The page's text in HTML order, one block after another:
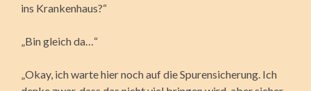
ins Krankenhaus?“
„Bin gleich da…“
„Okay, ich warte hier noch auf die Spurensicherung. Ich